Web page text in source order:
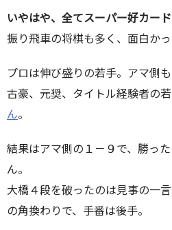
いやはや、全てスーパー好カード
振り飛車の将棋も多く、面白かっ
プロは伸び盛りの若手。アマ側
古豪、元奨、タイトル経験者の
ん。
結果はアマ側の１－９で、勝っ
ん。
大橋４段を破ったのは見事の一
の角換わりで、手番は後手。